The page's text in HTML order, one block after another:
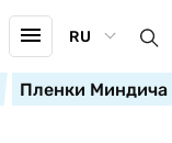
RU
Пленки Миндича